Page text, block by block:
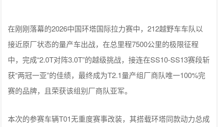
在刚刚落幕的2026中国环塔国际拉力赛中，212越野车车队以
接近原厂状态的量产车出战，在总里程7500公里的极限征程
中，完成“2.0T对阵3.0T”的越级挑战，接连在SS10-SS13赛段斩
获“两冠一亚”的佳绩，最终成为T2.1量产组厂商队唯一100%完
赛的品牌，且荣获该组别厂商队亚军。
本次的参赛车辆T01无重度赛事改装，其搭载环塔同款动力总成